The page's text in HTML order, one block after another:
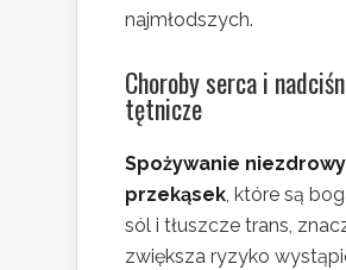
najmłodszych.
Choroby serca i
tętnicze
Spożywanie
przekąsek, które są
sól i tłuszcze trans,
zwiększa ryzyko